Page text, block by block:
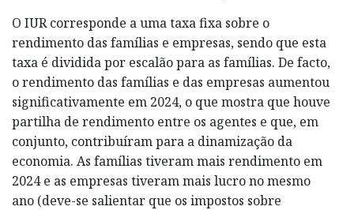
O IUR corresponde a uma taxa fixa sobre o
rendimento das famílias e empresas, sendo que esta
taxa é dividida por escalão para as famílias. De facto,
o rendimento das famílias e das empresas aumentou
significativamente em 2024, o que mostra que houve
partilha de rendimento entre os agentes e que, em
conjunto, contribuíram para a dinamização da
economia. As famílias tiveram mais rendimento em
2024 e as empresas tiveram mais lucro no mesmo
ano (deve-se salientar que os impostos sobre